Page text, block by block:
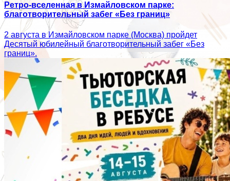
Ретро-вселенная в Измайловском парке:
благотворительный забег «Без границ»
2 августа в Измайловском парке (Москва) пройдет
Десятый юбилейный благотворительный забег «Без
границ».